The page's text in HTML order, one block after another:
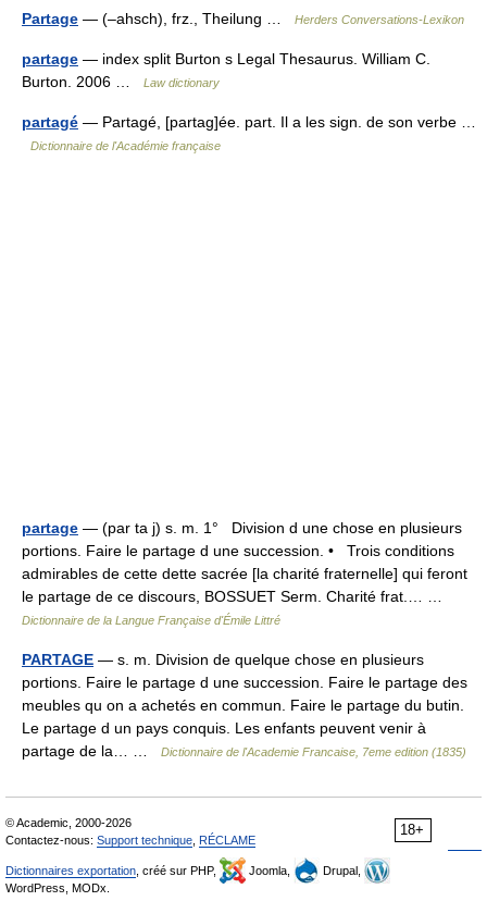
Partage — (–ahsch), frz., Theilung … Herders Conversations-Lexikon
partage — index split Burton s Legal Thesaurus. William C.
Burton. 2006 …
Law dictionary
partagé — Partagé, [partag]ée. part. Il a les sign. de son verbe …
Dictionnaire de l'Académie française
partage — (par ta j) s. m. 1° Division d une chose en plusieurs
portions. Faire le partage d une succession. • Trois conditions
admirables de cette dette sacrée [la charité fraternelle] qui feront
le partage de ce discours, BOSSUET Serm. Charité frat.… …
Dictionnaire de la Langue Française d'Émile Littré
PARTAGE — s. m. Division de quelque chose en plusieurs
portions. Faire le partage d une succession. Faire le partage des
meubles qu on a achetés en commun. Faire le partage du butin.
Le partage d un pays conquis. Les enfants peuvent venir à
partage de la… …
Dictionnaire de l'Academie Francaise, 7eme edition (1835)
18+
© Academic, 2000-2026
Contactez-nous: Support technique RÉCLAME
Dictionnaires exportation , créé sur PHP, Joomla,
Drupal,
WordPress, MODx.